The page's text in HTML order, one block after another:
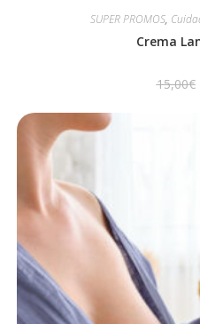
SUPER PROMOS,
Crema
15,00€